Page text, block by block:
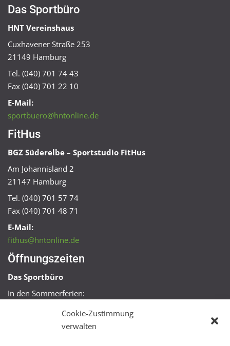
Cookie-Zustimmung
verwalten
Das Sportbüro
HNT Vereinshaus
Cuxhavener Straße 253
21149 Hamburg
Tel. (040) 701 74 43
Fax (040) 701 22 10
E-Mail:
sportbuero@hntonline.de
FitHus
BGZ Süderelbe – Sportstudio FitHus
Am Johannisland 2
21147 Hamburg
Tel. (040) 701 57 74
Fax (040) 701 48 71
E-Mail:
fithus@hntonline.de
Öffnungszeiten
Das Sportbüro
In den Sommerferien:
Mo + Mi 16:00 – 18:00 Uhr